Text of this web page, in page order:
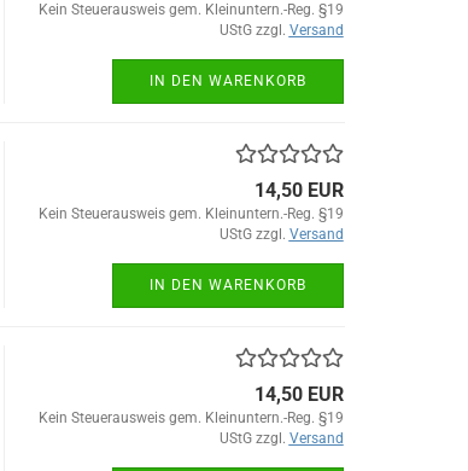
Kein Steuerausweis gem. Kleinuntern.-Reg. §19
UStG zzgl. Versand
IN DEN WARENKORB
14,50 EUR
Kein Steuerausweis gem. Kleinuntern.-Reg. §19
UStG zzgl. Versand
IN DEN WARENKORB
14,50 EUR
Kein Steuerausweis gem. Kleinuntern.-Reg. §19
UStG zzgl. Versand